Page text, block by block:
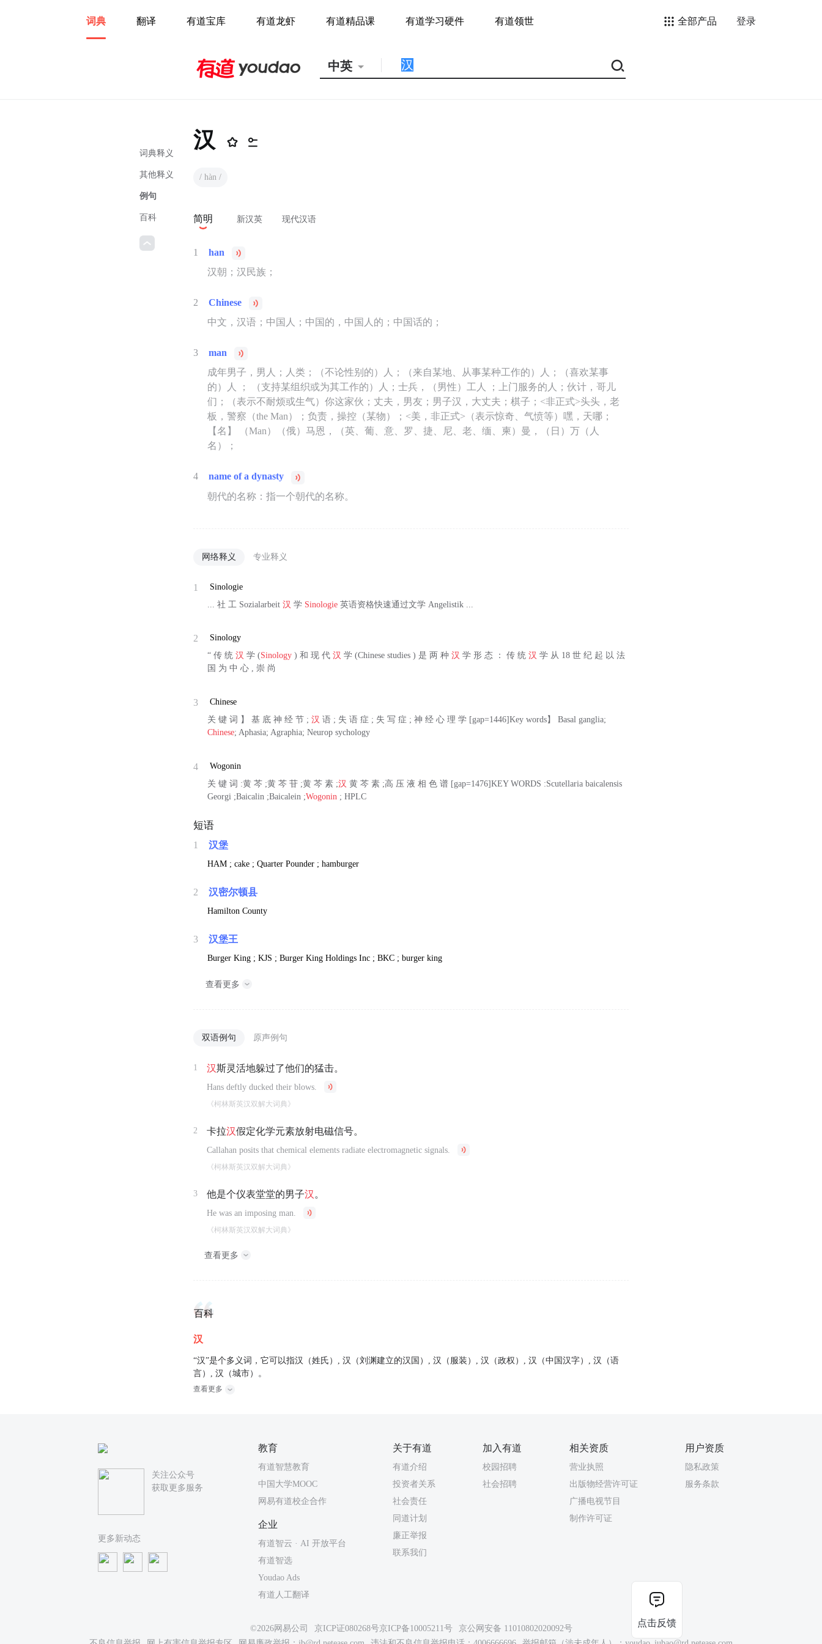
词典 翻译 有道宝库 有道龙虾 有道精品课 有道学习硬件 有道领世 全部产品 登录
中英
词典释义
其他释义
例句
百科
汉
/ hàn /
简明 新汉英 现代汉语
1
han
汉朝；汉民族；
2
Chinese
中文，汉语；中国人；中国的，中国人的；中国话的；
3
man
成年男子，男人；人类；（不论性别的）人；（来自某地、从事某种工作的）人；（喜欢某事
的）人 ； （支持某组织或为其工作的）人；士兵，（男性）工人 ；上门服务的人；伙计，哥儿
们；（表示不耐烦或生气）你这家伙；丈夫，男友；男子汉，大丈夫；棋子；<非正式>头头，老
板，警察（the Man）；负责，操控（某物）；<美，非正式>（表示惊奇、气愤等）嘿，天哪；
【名】 （Man）（俄）马恩，（英、葡、意、罗、捷、尼、老、缅、柬）曼，（日）万（人
名）；
4
name of a dynasty
朝代的名称：指一个朝代的名称。
网络释义 专业释义
1
Sinologie
... 社 工 Sozialarbeit汉 学 Sinologie 英语资格快速通过文学 Angelistik ...
2
Sinology
“ 传 统汉 学 (Sinology ) 和 现 代汉 学 (Chinese studies ) 是 两 种汉 学 形 态 ： 传 统汉 学 从 18 世 纪 起 以 法
国 为 中 心 , 崇 尚
3
Chinese
关 键 词 】 基 底 神 经 节 ;汉 语 ; 失 语 症 ; 失 写 症 ; 神 经 心 理 学 [gap=1446]Key words】 Basal ganglia;
Chinese; Aphasia; Agraphia; Neurop sychology
4
Wogonin
关 键 词 :黄 芩 ;黄 芩 苷 ;黄 芩 素 ;汉 黄 芩 素 ;高 压 液 相 色 谱 [gap=1476]KEY WORDS :Scutellaria baicalensis
Georgi ;Baicalin ;Baicalein ;Wogonin ; HPLC
短语
1 汉堡
HAM ; cake ; Quarter Pounder ; hamburger
2 汉密尔顿县
Hamilton County
3 汉堡王
Burger King ; KJS ; Burger King Holdings Inc ; BKC ; burger king
查看更多
双语例句 原声例句
1 汉斯灵活地躲过了他们的猛击。
Hans deftly ducked their blows.
《柯林斯英汉双解大词典》
2 卡拉汉假定化学元素放射电磁信号。
Callahan posits that chemical elements radiate electromagnetic signals.
《柯林斯英汉双解大词典》
3 他是个仪表堂堂的男子汉 。
He was an imposing man.
《柯林斯英汉双解大词典》
查看更多
百科
汉
“汉”是个多义词，它可以指汉（姓氏）, 汉（刘渊建立的汉国）, 汉（服装）, 汉（政权）, 汉（中国汉字）, 汉（语
言）, 汉（城市）。
查看更多
关注公众号
获取更多服务
更多新动态
教育
有道智慧教育
中国大学MOOC
网易有道校企合作
关于有道
有道介绍
投资者关系
社会责任
同道计划
廉正举报
联系我们
加入有道
校园招聘
社会招聘
相关资质
营业执照
出版物经营许可证
广播电视节目
制作许可证
用户资质
隐私政策
服务条款
企业
有道智云 · AI 开放平台
有道智选
Youdao Ads
有道人工翻译
©2026网易公司 京ICP证080268号京ICP备10005211号
京公网安备 11010802020092号
点击反馈